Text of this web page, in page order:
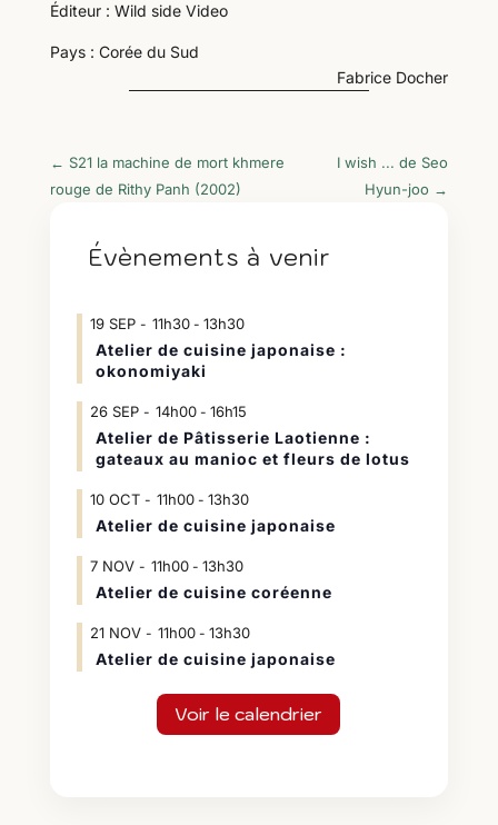
Éditeur : Wild side Video
Pays : Corée du Sud
Fabrice Docher
← S21 la machine de mort khmere
rouge de Rithy Panh (2002)
I wish ... de Seo
Hyun-joo →
Évènements à venir
19 SEP 11h30- 13h30
Atelier de cuisine japonaise :
okonomiyaki
26 SEP 14h00- 16h15
Atelier de Pâtisserie Laotienne :
gateaux au manioc et fleurs de lotus
10 OCT 11h00- 13h30
Atelier de cuisine japonaise
7 NOV 11h00- 13h30
Atelier de cuisine coréenne
21 NOV 11h00- 13h30
Atelier de cuisine japonaise
Voir le calendrier